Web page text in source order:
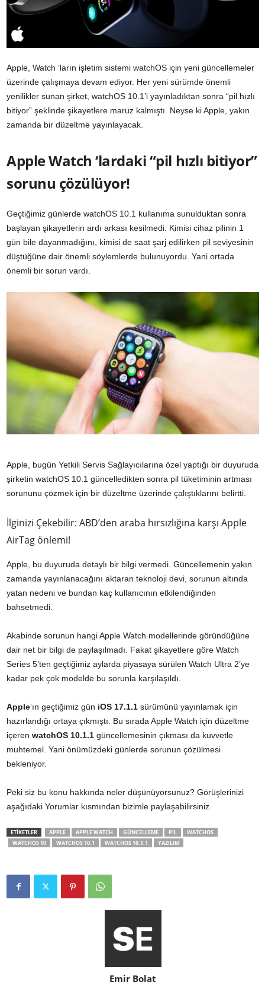
Apple, Watch ‘ların işletim sistemi watchOS için yeni güncellemeler
üzerinde çalışmaya devam ediyor. Her yeni sürümde önemli
yenilikler sunan şirket, watchOS 10.1’i yayınladıktan sonra “pil hızlı
bitiyor” şeklinde şikayetlere maruz kalmıştı. Neyse ki Apple, yakın
zamanda bir düzeltme yayınlayacak.
Apple Watch ‘lardaki “pil hızlı bitiyor”
sorunu çözülüyor!
Geçtiğimiz günlerde watchOS 10.1 kullanıma sunulduktan sonra
başlayan şikayetlerin ardı arkası kesilmedi. Kimisi cihaz pilinin 1
gün bile dayanmadığını, kimisi de saat şarj edilirken pil seviyesinin
düştüğüne dair önemli söylemlerde bulunuyordu. Yani ortada
önemli bir sorun vardı.
Apple, bugün Yetkili Servis Sağlayıcılarına özel yaptığı bir duyuruda
şirketin watchOS 10.1 güncelledikten sonra pil tüketiminin artması
sorununu çözmek için bir düzeltme üzerinde çalıştıklarını belirtti.
İlginizi Çekebilir: ABD’den araba hırsızlığına karşı Apple
AirTag önlemi!
Apple, bu duyuruda detaylı bir bilgi vermedi. Güncellemenin yakın
zamanda yayınlanacağını aktaran teknoloji devi, sorunun altında
yatan nedeni ve bundan kaç kullanıcının etkilendiğinden
bahsetmedi.
Akabinde sorunun hangi Apple Watch modellerinde göründüğüne
dair net bir bilgi de paylaşılmadı. Fakat şikayetlere göre Watch
Series 5’ten geçtiğimiz aylarda piyasaya sürülen Watch Ultra 2’ye
kadar pek çok modelde bu sorunla karşılaşıldı.
Apple‘ın geçtiğimiz gün iOS 17.1.1 sürümünü yayınlamak için
hazırlandığı ortaya çıkmıştı. Bu sırada Apple Watch için düzeltme
içeren watchOS 10.1.1 güncellemesinin çıkması da kuvvetle
muhtemel. Yani önümüzdeki günlerde sorunun çözülmesi
bekleniyor.
Peki siz bu konu hakkında neler düşünüyorsunuz? Görüşlerinizi
aşağıdaki Yorumlar kısmından bizimle paylaşabilirsiniz.
ETİKETLER APPLE APPLE WATCH GÜNCELLEME PIL
WATCHOS
WATCHOS 10
WATCHOS 10.1 WATCHOS 10.1.1 YAZILIM
Emir Bolat